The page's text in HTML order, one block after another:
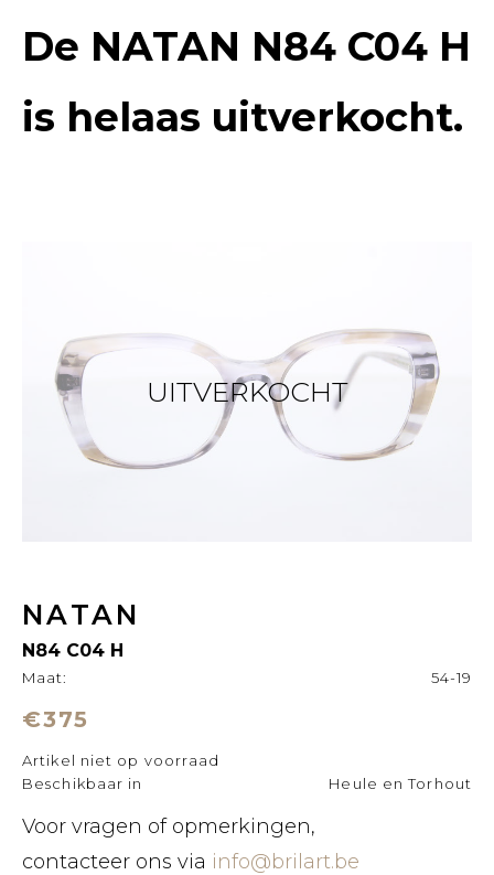
De NATAN N84 C04 H
is helaas uitverkocht.
UITVERKOCHT
NATAN
N84 C04 H
Maat: 54-19
€375
Artikel niet op voorraad
Beschikbaar in
Heule en Torhout
Voor vragen of opmerkingen,
contacteer ons via info@brilart.be